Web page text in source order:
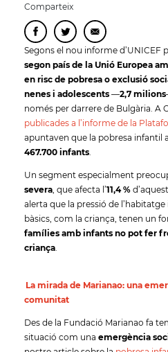
Comparteix
Segons el nou informe d’UNICEF
segon país de la Unió Europea
en risc de pobresa o exclusió
nenes i adolescents —2,7 milions
només per darrere de Bulgària. A
publicades a l’informe de la
apuntaven que la pobresa infantil
467.700 infants
Un segment especialment
severa , que afecta l’11,4 %
alerta que la pressió de
bàsics, com la criança, tenen un
famílies amb infants no pot fer
criança
La mirada de Marianao: una
comunitat
Des de la Fundació Marianao fa
situació com una emergència